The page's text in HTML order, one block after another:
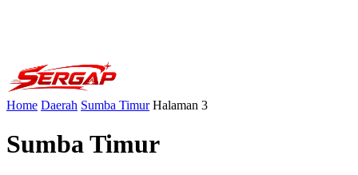
Home Daerah Sumba Timur Halaman 3
Sumba Timur